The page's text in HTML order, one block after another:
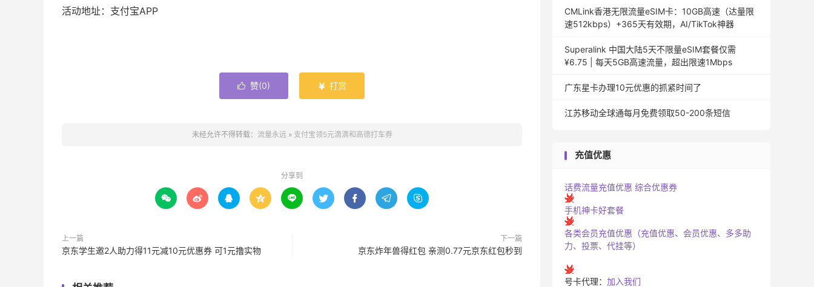
活动地址：支付宝APP
 赞(0)  打赏
未经允许不得转载： 流量永远 » 支付宝领5元滴滴和高德打车券
分享到
        
上一篇
京东学生邀2人助力得11元减10元优惠券 可1元撸实物
下一篇
京东炸年兽得红包 亲测0.77元京东红包秒到
CMLink香港无限流量eSIM卡：10GB高速（达量限
速512kbps）+365天有效期，AI/TikTok神器
Superalink 中国大陆5天不限量eSIM套餐仅需
¥6.75 | 每天5GB高速流量，超出限速1Mbps
广东星卡办理10元优惠的抓紧时间了
江苏移动全球通每月免费领取50-200条短信
充值优惠
话费流量充值优惠 综合优惠券
手机神卡好套餐
各类会员充值优惠（充值优惠、会员优惠、多多助
力、投票、代挂等）
号卡代理： 加入我们